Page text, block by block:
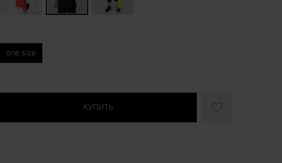
one size